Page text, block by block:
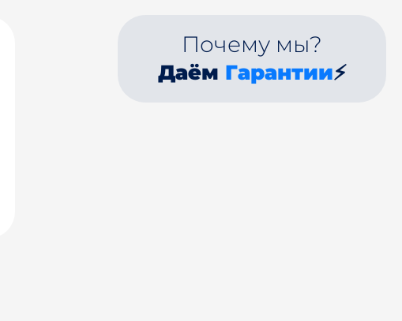
Почему мы?
Даём Гарантии⚡